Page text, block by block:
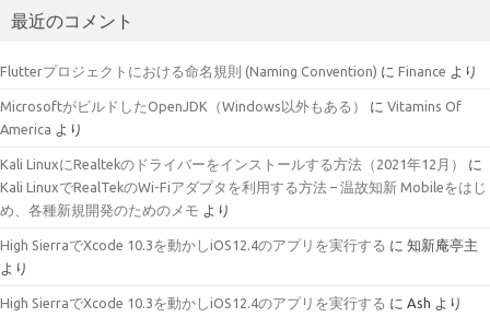
最近のコメント
Flutterプロジェクトにおける命名規則 (Naming Convention) に Finance より
MicrosoftがビルドしたOpenJDK（Windows以外もある） に Vitamins Of
America より
Kali LinuxにRealtekのドライバーをインストールする方法（2021年12月）
に
Kali LinuxでRealTekのWi-Fiアダプタを利用する方法 – 温故知新 Mobileをはじ
め、各種新規開発のためのメモ より
High SierraでXcode 10.3を動かしiOS12.4のアプリを実行する に 知新庵亭主
より
High SierraでXcode 10.3を動かしiOS12.4のアプリを実行する に Ash より